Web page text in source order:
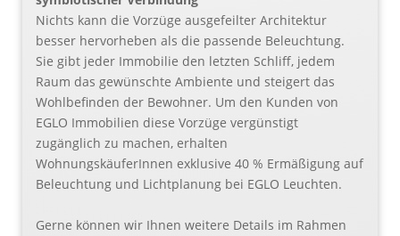
Nichts kann die Vorzüge ausgefeilter Architektur
besser hervorheben als die passende Beleuchtung.
Sie gibt jeder Immobilie den letzten Schliff, jedem
Raum das gewünschte Ambiente und steigert das
Wohlbefinden der Bewohner. Um den Kunden von
EGLO Immobilien diese Vorzüge vergünstigt
zugänglich zu machen, erhalten
WohnungskäuferInnen exklusive 40 % Ermäßigung auf
Beleuchtung und Lichtplanung bei EGLO Leuchten.
Gerne können wir Ihnen weitere Details im Rahmen